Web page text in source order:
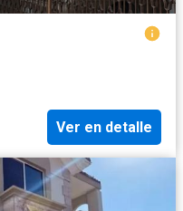
Ver en detalle